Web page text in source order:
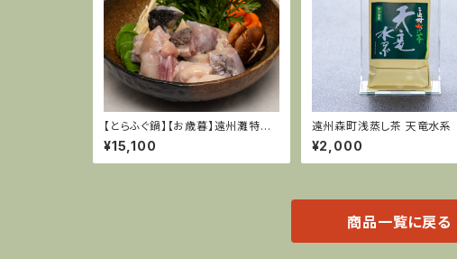
【とらふぐ鍋】【お歳暮】遠州灘特産
天然てっちりセット(天然とらふぐ)
３〜４人前
¥15,100
遠州森町浅蒸し茶 天竜水系
¥2,000
商品一覧に戻る